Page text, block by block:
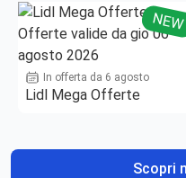
NEW
In offerta da 6 agosto
Lidl Mega Offerte
Scopri